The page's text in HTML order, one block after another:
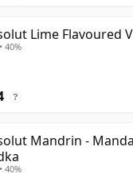
Lime Flavoured
40%
?
Mandrin -
40%